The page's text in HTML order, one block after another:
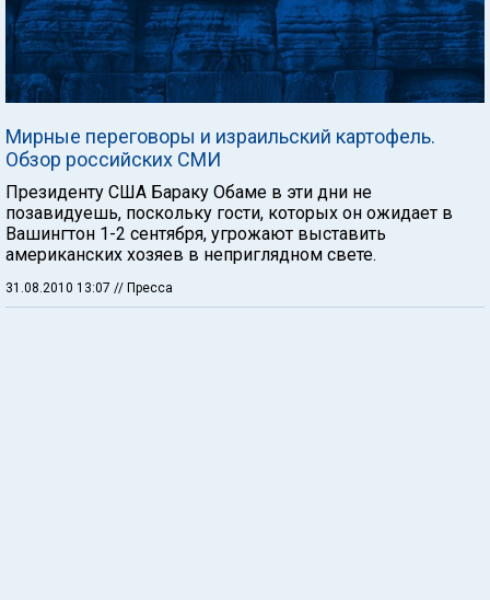
Мирные переговоры и израильский картофель.
Обзор российских СМИ
Президенту США Бараку Обаме в эти дни не
позавидуешь, поскольку гости, которых он ожидает в
Вашингтон 1-2 сентября, угрожают выставить
американских хозяев в неприглядном свете.
31.08.2010 13:07 // Пресса